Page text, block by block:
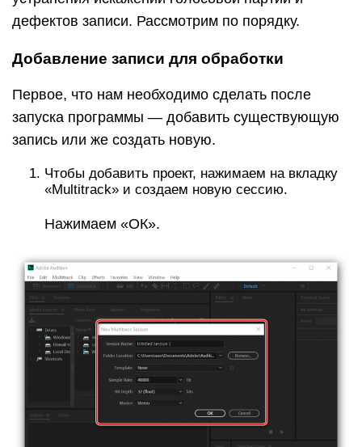
дефектов записи. Рассмотрим по порядку.
Добавление записи для обработки
Первое, что нам необходимо сделать после
запуска программы — добавить существующую
запись или же создать новую.
Чтобы добавить проект, нажимаем на вкладку
«Multitrack» и создаем новую сессию.
Нажимаем «ОК».